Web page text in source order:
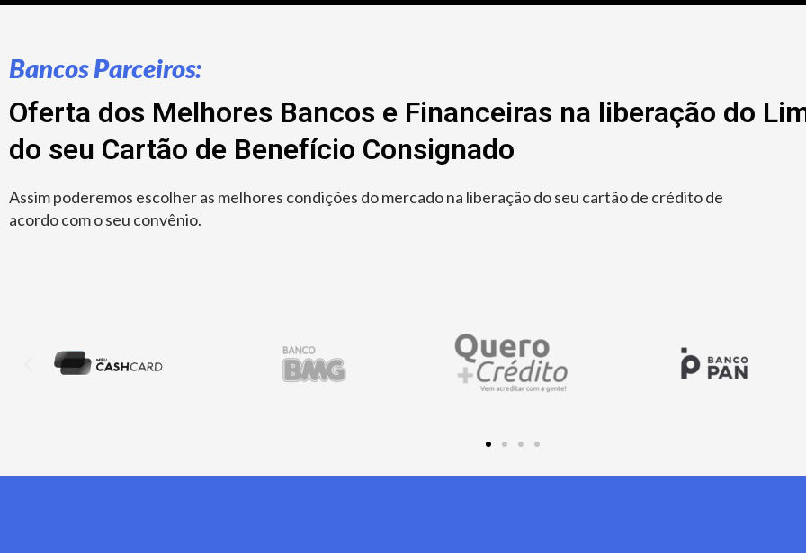
Bancos Parceiros:
Oferta dos Melhores Bancos e Financeiras na liberação do
do seu Cartão de Benefício Consignado
Assim poderemos escolher as melhores condições do mercado na liberação do seu cartão de crédito de
acordo com o seu convênio.